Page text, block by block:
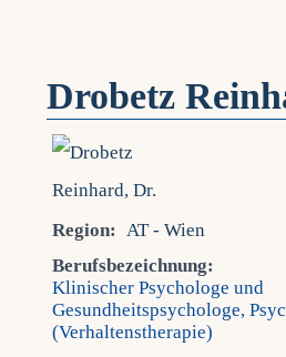
Drobetz
Region: AT - Wien
Berufsbezeichnung:
Klinischer Psychologe und
Gesundheitspsychologe,
(Verhaltenstherapie)